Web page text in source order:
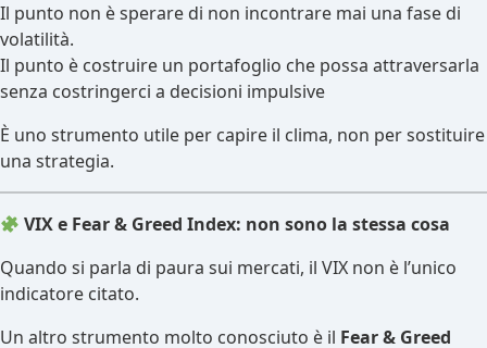
Il punto non è sperare di non incontrare mai una fase di
volatilità.
Il punto è costruire un portafoglio che possa attraversarla
senza costringerci a decisioni impulsive
È uno strumento utile per capire il clima, non per sostituire
una strategia.
VIX e Fear & Greed Index: non sono la stessa cosa
Quando si parla di paura sui mercati, il VIX non è l’unico
indicatore citato.
Un altro strumento molto conosciuto è il Fear & Greed